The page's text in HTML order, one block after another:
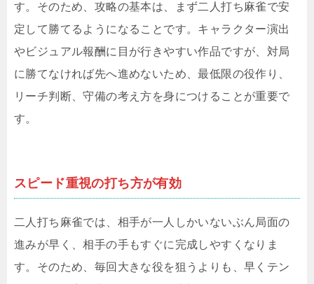
す。そのため、攻略の基本は、まず二人打ち麻雀で安
定して勝てるようになることです。キャラクター演出
やビジュアル報酬に目が行きやすい作品ですが、対局
に勝てなければ先へ進めないため、最低限の役作り、
リーチ判断、守備の考え方を身につけることが重要で
す。
スピード重視の打ち方が有効
二人打ち麻雀では、相手が一人しかいないぶん局面の
進みが早く、相手の手もすぐに完成しやすくなりま
す。そのため、毎回大きな役を狙うよりも、早くテン